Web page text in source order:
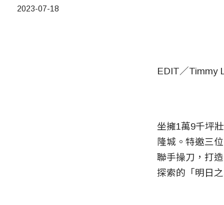
2023-07-18
EDIT／Timmy
坐擁1萬9千坪
隆城。特邀三
聯手操刀，打
探索的「明日